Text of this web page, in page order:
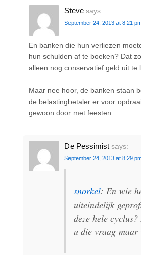
Steve says:
September 24, 2013 at 8:21
En banken die hun verliezen
hun schulden af te boeken? Dat
alleen nog conservatief geld uit te
Maar nee hoor, de banken staan
de belastingbetaler er voor
gewoon door met feesten.
De Pessimist says:
September 24, 2013 at 8:29
snorkel: En wie
uiteindelijk
deze hele
u die vraag maar